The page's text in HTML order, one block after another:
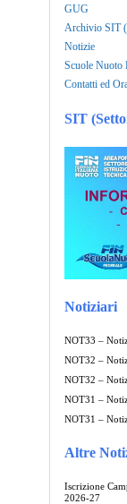
GUG
Archivio SIT
Notizie
Scuole Nuoto
Contatti ed
SIT
Notiziari
NOT33 –
NOT32 –
NOT32 –
NOT31 –
NOT31 –
Altre
Iscrizione
2026-27